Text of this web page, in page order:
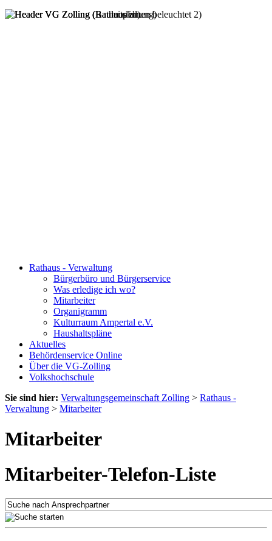
Rathaus - Verwaltung
Bürgerbüro und Bürgerservice
Was erledige ich wo?
Mitarbeiter
Organigramm
Kulturraum Ampertal e.V.
Haushaltspläne
Aktuelles
Behördenservice Online
Über die VG-Zolling
Volkshochschule
Sie sind hier: Verwaltungsgemeinschaft Zolling > Rathaus -
Verwaltung > Mitarbeiter
Mitarbeiter
Mitarbeiter-Telefon-Liste